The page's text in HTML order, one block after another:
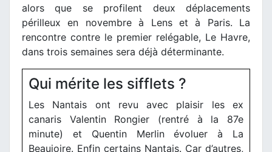
alors que se profilent deux déplacements
périlleux en novembre à Lens et à Paris. La
rencontre contre le premier relégable, Le Havre,
dans trois semaines sera déjà déterminante.
Qui mérite les sifflets ?
Les Nantais ont revu avec plaisir les ex
canaris Valentin Rongier (rentré à la 87e
minute) et Quentin Merlin évoluer à La
Beaujoire. Enfin certains Nantais. Car d’autres,